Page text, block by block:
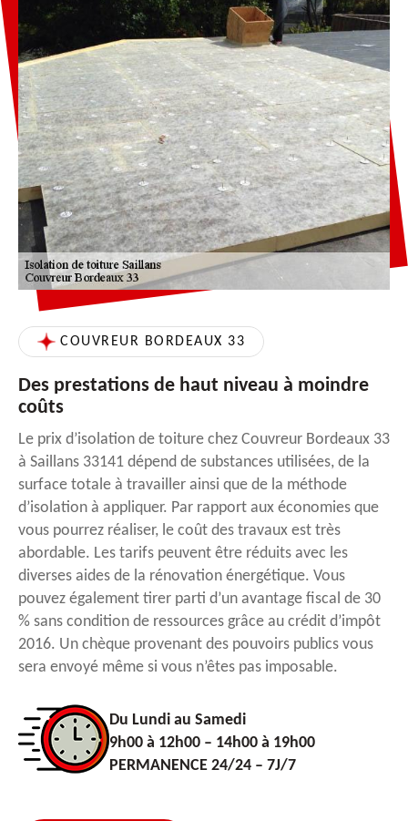
COUVREUR BORDEAUX 33
Des prestations de haut niveau à moindre
coûts
Le prix d’isolation de toiture chez Couvreur Bordeaux 33
à Saillans 33141 dépend de substances utilisées, de la
surface totale à travailler ainsi que de la méthode
d’isolation à appliquer. Par rapport aux économies que
vous pourrez réaliser, le coût des travaux est très
abordable. Les tarifs peuvent être réduits avec les
diverses aides de la rénovation énergétique. Vous
pouvez également tirer parti d’un avantage fiscal de 30
% sans condition de ressources grâce au crédit d’impôt
2016. Un chèque provenant des pouvoirs publics vous
sera envoyé même si vous n’êtes pas imposable.
Du Lundi au Samedi
9h00 à 12h00 – 14h00 à 19h00
PERMANENCE 24/24 – 7J/7